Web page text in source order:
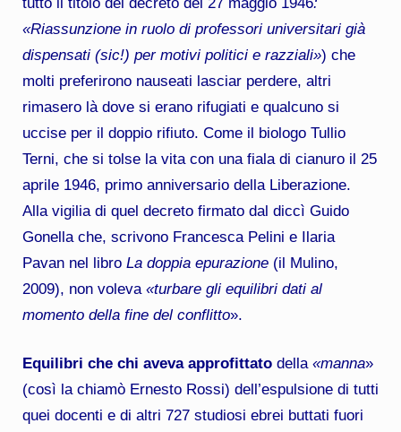
«Riassunzione in ruolo di professori universitari già
dispensati (sic!) per motivi politici e razziali») che
molti preferirono nauseati lasciar perdere, altri
rimasero là dove si erano rifugiati e qualcuno si
uccise per il doppio rifiuto. Come il biologo Tullio
Terni, che si tolse la vita con una fiala di cianuro il 25
aprile 1946, primo anniversario della Liberazione.
Alla vigilia di quel decreto firmato dal diccì Guido
Gonella che, scrivono Francesca Pelini e Ilaria
Pavan nel libro La doppia epurazione(il Mulino,
2009), non voleva «turbare gli equilibri dati al
momento della fine del conflitto».
Equilibri che chi aveva approfittatodella «manna»
(così la chiamò Ernesto Rossi) dell’espulsione di tutti
quei docenti e di altri 727 studiosi ebrei buttati fuori